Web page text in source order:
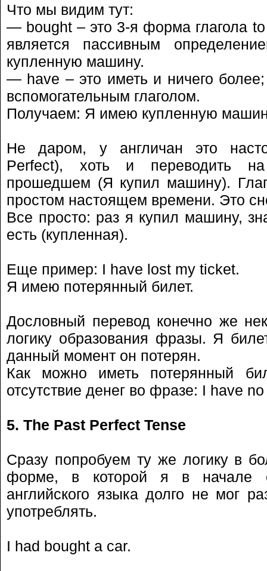
Что мы видим тут:
— bought – это 3-я форма глагола
является пассивным
купленную машину.
— have – это иметь и ничего
вспомогательным глаголом.
Получаем: Я имею купленную
Не даром, у англичан это
Perfect), хоть и переводить
прошедшем (Я купил машину).
простом настоящем времени. Это
Все просто: раз я купил машину,
есть (купленная).
Еще пример: I have lost my ticket.
Я имею потерянный билет.
Дословный перевод конечно же
логику образования фразы. Я
данный момент он потерян.
Как можно иметь потерянный
отсутствие денег во фразе: I have
5. The Past Perfect Tense
Сразу попробуем ту же логику в
форме, в которой я в начале
английского языка долго не мог
употреблять.
I had bought a car.